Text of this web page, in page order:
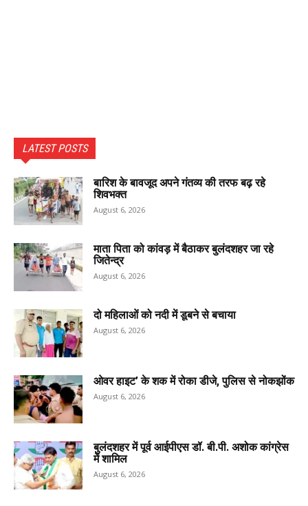
LATEST POSTS
बारिश के बावजूद अपने गंतव्य की तरफ बढ़ रहे
शिवभक्त
August 6, 2026
माता पिता को कांवड़ में बैठाकर बुलंदशहर जा रहे
जितेन्द्र
August 6, 2026
दो महिलाओं को नदी में डूबने से बचाया
August 6, 2026
ओवर हाइट’ के शक में रोका डीजे, पुलिस से नोकझोंक
August 6, 2026
बुलंदशहर में पूर्व आईपीएस डॉ. बी.पी. अशोक कांग्रेस
में शामिल
August 6, 2026